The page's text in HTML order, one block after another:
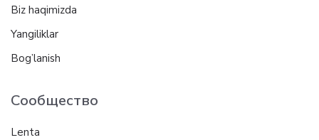
Biz haqimizda
Yangiliklar
Bog’lanish
Сообщество
Lenta